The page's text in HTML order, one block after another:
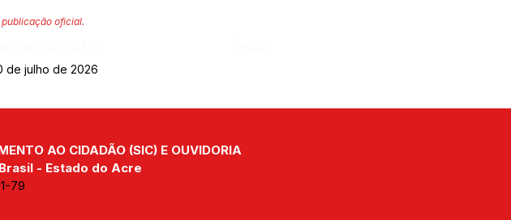
oficial.
de julho de 2026
AO CIDADÃO (SIC) E OUVIDORIA
- Estado do Acre
79